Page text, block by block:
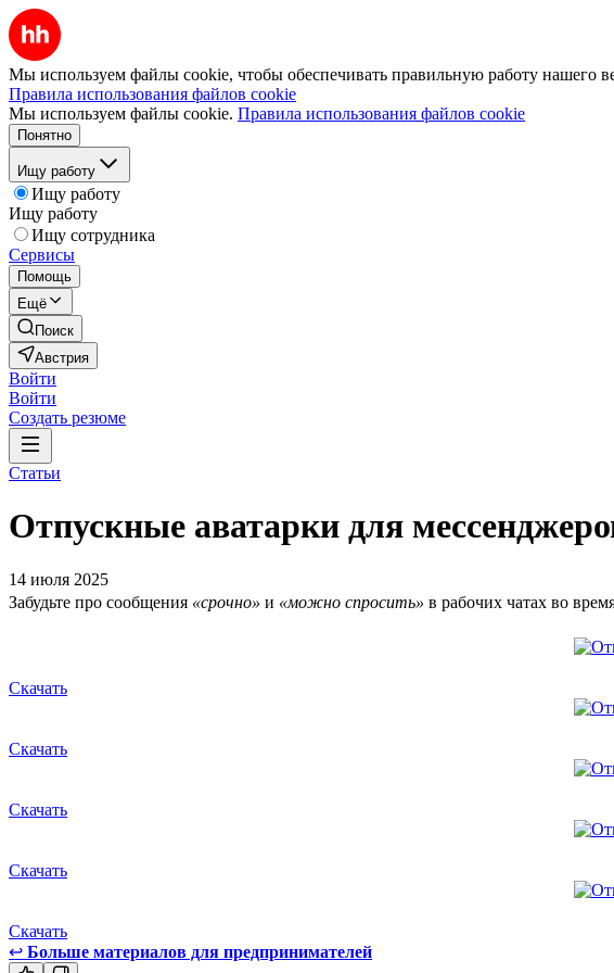
Мы используем файлы cookie, чтобы обеспечивать правильную работу нашего
Правила использования файлов cookie
Мы используем файлы cookie. Правила использования файлов cookie
Понятно
Ищу работу
Ищу работу
Ищу работу
Ищу сотрудника
Сервисы
Помощь
Ещё
Поиск
Австрия
Войти
Войти
Создать резюме
Статьи
Отпускные аватарки для
14 июля 2025
Забудьте про сообщения «срочно» и «можно спросить» в рабочих чатах во
Скачать
Скачать
Скачать
Скачать
Скачать
↩ Больше материалов для предпринимателей